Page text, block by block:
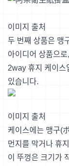
이미지 출처
두 번째 상품은 맹
아이디어 상품으
2way 휴지 케이스
있습니다.
이미지 출처
케이스에는 맹구(
먼지를 막거나 휴
이 뚜껑은 크기가